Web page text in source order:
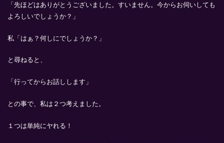
「先ほどはありがとうございました。すいません。今からお伺いしても
よろしいでしょうか？」
私「はぁ？何しにでしょうか？」
と尋ねると、
「行ってからお話しします」
との事で、私は２つ考えました。
１つは単純にヤれる！